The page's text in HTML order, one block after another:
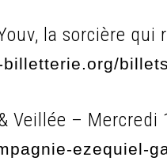
la sorcière
Veillée – Mercredi
ezequiel-